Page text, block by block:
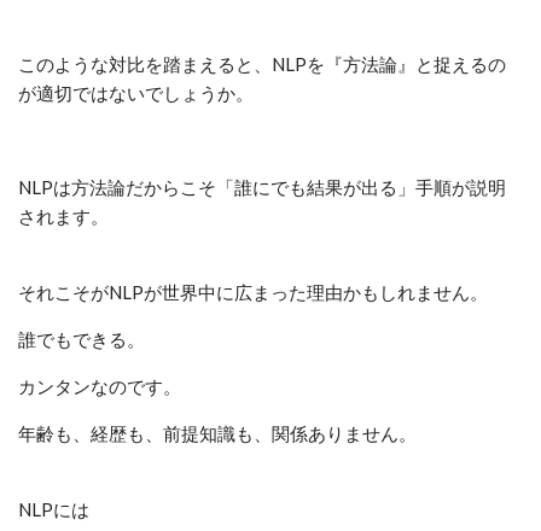
このような対比を踏まえると、NLPを『方法論』と捉えるの
が適切ではないでしょうか。
NLPは方法論だからこそ「誰にでも結果が出る」手順が説明
されます。
それこそがNLPが世界中に広まった理由かもしれません。
誰でもできる。
カンタンなのです。
年齢も、経歴も、前提知識も、関係ありません。
NLPには